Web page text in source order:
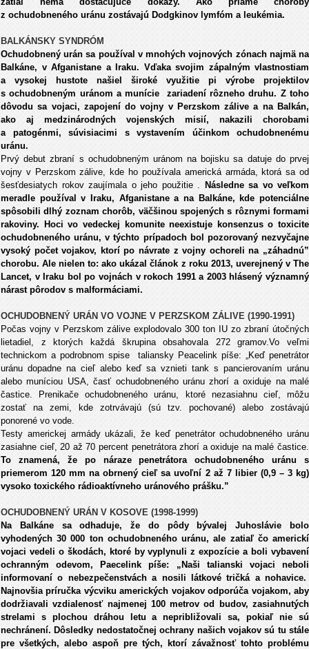
z ochudobneného uránu zostávajú Dodgkinov lymfóm a leukémia.
BALKÁNSKY SYNDRÓM
Ochudobnený urán sa používal v mnohých vojnových zónach najmä na
Balkáne, v Afganistane a Iraku. Vďaka svojim zápalným vlastnostiam
a vysokej hustote našiel široké využitie pi výrobe projektilov
s ochudobneným uránom a munície zariadení rôzneho druhu. Z toho
dôvodu sa vojaci, zapojení do vojny v Perzskom zálive a na Balkán,
ako aj medzinárodných vojenských misií, nakazili chorobami
a patogénmi, súvisiacimi s vystavením účinkom ochudobnenému
uránu.
Prvý debut zbraní s ochudobneným uránom na bojisku sa datuje do prvej
vojny v Perzskom zálive, kde ho používala americká armáda, ktorá sa od
šesťdesiatych rokov zaujímala o jeho použitie .
Následne sa vo veľkom
meradle používal v Iraku, Afganistane a na Balkáne, kde potenciálne
spôsobili dlhý zoznam chorôb, väčšinou spojených s rôznymi formami
rakoviny. Hoci vo vedeckej komunite neexistuje konsenzus o toxicite
ochudobneného uránu, v týchto prípadoch bol pozorovaný nezvyčajne
vysoký počet vojakov, ktorí po návrate z vojny ochoreli na „záhadnú”
chorobu. Ale nielen to: ako ukázal článok z roku 2013, uverejnený v The
Lancet, v Iraku bol po vojnách v rokoch 1991 a 2003 hlásený významný
nárast pôrodov s malformáciami.
OCHUDOBNENÝ URÁN VO VOJNE V PERZSKOM ZÁLIVE (1990-1991)
Počas vojny v Perzskom zálive explodovalo 300 ton IU zo zbraní útočných
lietadiel, z ktorých každá škrupina obsahovala 272 gramov.Vo veľmi
technickom a podrobnom spise taliansky Peacelink píše: „Keď penetrátor
uránu dopadne na cieľ alebo keď sa vznieti tank s pancierovaním uránu
alebo muníciou USA, časť ochudobneného uránu zhorí a oxiduje na malé
častice. Prenikače ochudobneného uránu, ktoré nezasiahnu cieľ, môžu
zostať na zemi, kde zotrvávajú (sú tzv. pochované) alebo zostávajú
ponorené vo vode.
Testy americkej armády ukázali, že keď penetrátor ochudobneného uránu
zasiahne cieľ, 20 až 70 percent penetrátora zhorí a oxiduje na malé častice.
To znamená, že po náraze penetrátora ochudobneného uránu s
priemerom 120 mm na obrnený cieľ sa uvoľní 2 až 7 libier (0,9 – 3 kg)
vysoko toxického rádioaktívneho uránového prášku.”
OCHUDOBNENÝ URÁN V KOSOVE (1998-1999)
Na Balkáne sa odhaduje, že do pôdy bývalej Juhoslávie bolo
vyhodených 30 000 ton ochudobneného uránu, ale zatiaľ čo americkí
vojaci vedeli o škodách, ktoré by vyplynuli z expozície a boli vybavení
ochranným odevom, Paecelink píše: „Naši talianski vojaci neboli
informovaní o nebezpečenstvách a nosili látkové tričká a nohavice.
Najnovšia príručka výcviku amerických vojakov odporúča vojakom, aby
dodržiavali vzdialenosť najmenej 100 metrov od budov, zasiahnutých
strelami s plochou dráhou letu a nepribližovali sa, pokiaľ nie sú
nechránení. Dôsledky nedostatočnej ochrany našich vojakov sú tu stále
pre všetkých, alebo aspoň pre tých, ktorí závažnosť tohto problému